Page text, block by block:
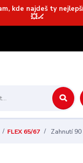
kde najdeš ty
💥🏒
FLEX 65/67 Zahnutí 90